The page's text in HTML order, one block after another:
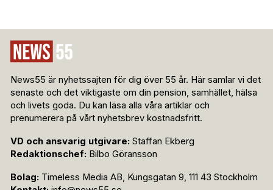
News55 är nyhetssajten för dig över 55 år. Här samlar vi det
senaste och det viktigaste om din pension, samhället, hälsa
och livets goda. Du kan läsa alla våra artiklar och
prenumerera på vårt nyhetsbrev kostnadsfritt.
VD och ansvarig utgivare: Staffan Ekberg
Redaktionschef: Bilbo Göransson
Bolag: Timeless Media AB, Kungsgatan 9, 111 43 Stockholm